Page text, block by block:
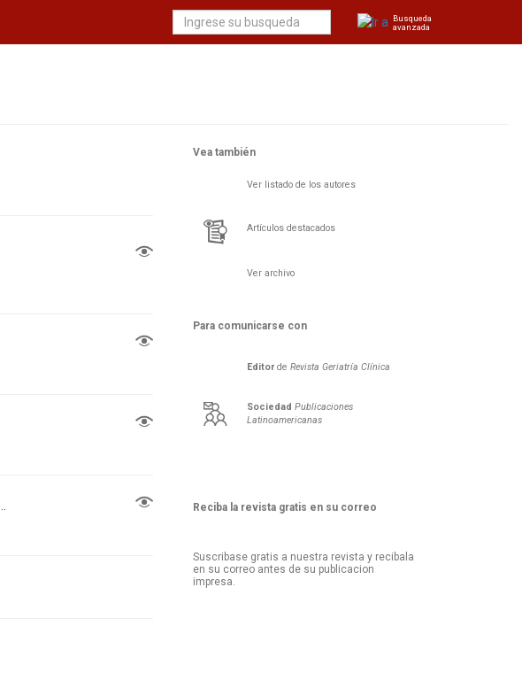
Busqueda
avanzada
Vea también
Ver listado de los autores
Artículos destacados
Ver archivo
Para comunicarse con
Editorde Revista Geriatría Clí­nica
Sociedad Publicaciones
Latinoamericanas
Reciba la revista gratis en su correo
Suscribase gratis a nuestra revista y recibala
en su correo antes de su publicacion
impresa.